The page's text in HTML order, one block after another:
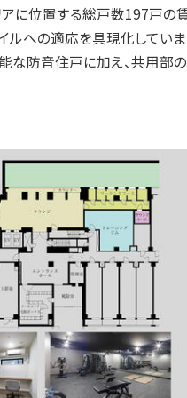
に位置する総戸数197戸の
ルへの適応を具現化していま
な防音住戸に加え、共用部